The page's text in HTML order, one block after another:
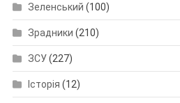
Зеленський (100)
Зрадники (210)
ЗСУ(227)
Історія (12)